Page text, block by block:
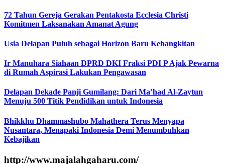
72 Tahun Gereja Gerakan Pentakosta Ecclesia Christi
Komitmen Laksanakan Amanat Agung
Usia Delapan Puluh sebagai Horizon Baru Kebangkitan
Ir Manuhara Siahaan DPRD DKI Fraksi PDI P Ajak Pewarna
di Rumah Aspirasi Lakukan Pengawasan
Delapan Dekade Panji Gumilang: Dari Ma’had Al-Zaytun
Menuju 500 Titik Pendidikan untuk Indonesia
Bhikkhu Dhammashubo Mahathera Terus Menyapa
Nusantara, Menapaki Indonesia Demi Menumbuhkan
Kebajikan
http://www.majalahgaharu.com/